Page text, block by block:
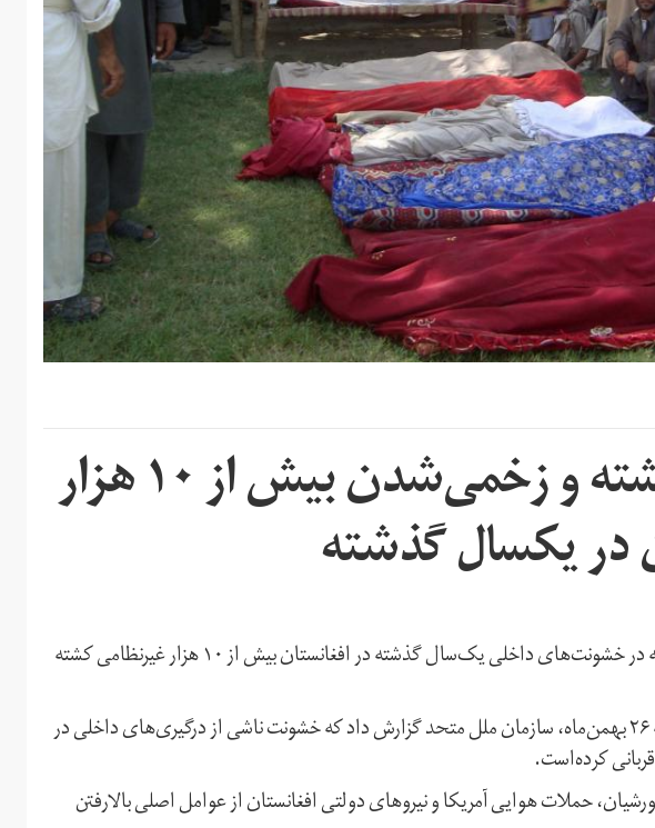
سازمان ملل: کشته و زخمی‌شدن بیش از ۱۰ هزار
در یکسال گذشته
سازمان ملل متحد گزارش داده است که در خشونت‌های داخلی یک‌سال گذشته در افغانستان بیش از ۱۰ هزار غیرنظامی کشته
به گزارش خبرگزاری رویترز، روز پنج‌شنبه ۲۶ بهمن‌ماه، سازمان ملل متحد گزارش داد که خشونت ناشی از درگیری‌های داخلی در
کرده‌است.
حملات هوایی آمریکا و نیروهای دولتی افغانستان از عوامل اصلی بالارفتن